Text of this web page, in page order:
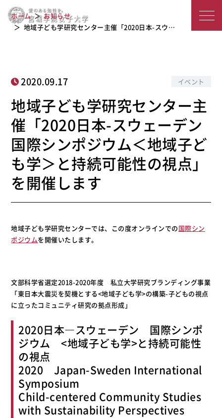
城
子
大
学
日本-スウェーデン国際シンポジウム＜
地域子ども学＞と持続可能性の視点」
を開催します
ホーム
お知らせ
地域子ども学研究センター主催「2020日本-スウ…
2020.09.17 イベント
地域子ども学研究センター主
催「2020日本-スウェーデン
国際シンポジウム＜地域子ど
も学＞と持続可能性の視点」
を開催します
地域子ども学研究センターでは、この度オンラインでの国際シン
ポジウムを開催いたします。
文部科学省選定2018-2020年度 私立大学研究ブランディング事業
「東日本大震災を契機とする<地域子ども学>の構築-子どもの視点
に立ったコミュニティ研究の拠点形成」
2020日本―スウェーデン 国際シンポ
ジウム <地域子ども学>と持続可能性
の視点
2020 Japan-Sweden International
Symposium
Child-centered Community Studies
with Sustainability Perspectives